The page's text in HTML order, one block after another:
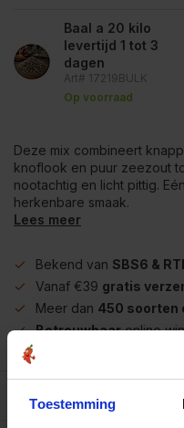
Toestemming
Baal a 20 kilo
levertijd 1 tot 3
dagen
Art# 17219BULK
Op voorraad
Deze mix combineert
knoflook en puur zeezout
nootachtig en licht pittig.
herkenbare smaak.
Lees meer
Bekend van SBS6 &
Vanaf €39 gratis
Meer dan 450 soorten
Betrouwbaaronline
Beschrijving